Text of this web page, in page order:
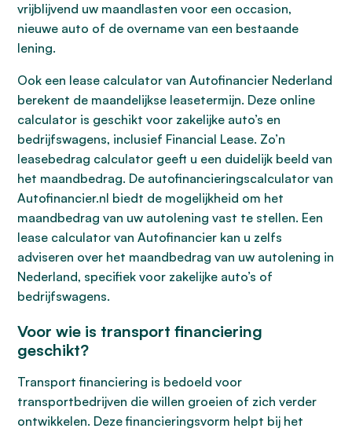
vrijblijvend uw maandlasten voor een occasion,
nieuwe auto of de overname van een bestaande
lening.
Ook een lease calculator van Autofinancier Nederland
berekent de maandelijkse leasetermijn. Deze online
calculator is geschikt voor zakelijke auto’s en
bedrijfswagens, inclusief Financial Lease. Zo’n
leasebedrag calculator geeft u een duidelijk beeld van
het maandbedrag. De autofinancieringscalculator van
Autofinancier.nl biedt de mogelijkheid om het
maandbedrag van uw autolening vast te stellen. Een
lease calculator van Autofinancier kan u zelfs
adviseren over het maandbedrag van uw autolening in
Nederland, specifiek voor zakelijke auto’s of
bedrijfswagens.
Voor wie is transport financiering
geschikt?
Transport financiering is bedoeld voor
transportbedrijven die willen groeien of zich verder
ontwikkelen. Deze financieringsvorm helpt bij het